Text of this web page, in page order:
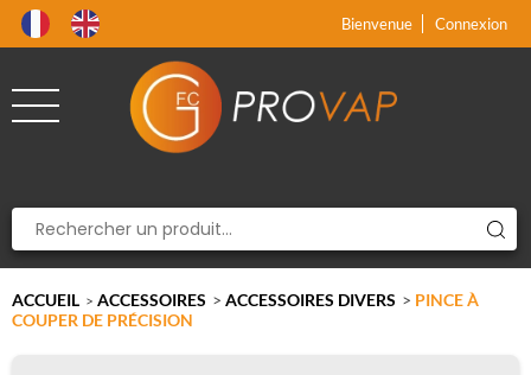
Bienvenue Connexion
ACCUEIL > ACCESSOIRES > ACCESSOIRES DIVERS > PINCE À
COUPER DE PRÉCISION
x
x